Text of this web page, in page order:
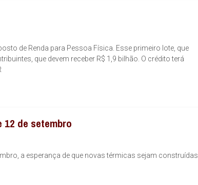
de Renda para Pessoa Física. Esse primeiro lote, que
que devem receber R$ 1,9 bilhão. O crédito terá
de setembro
a esperança de que novas térmicas sejam construídas